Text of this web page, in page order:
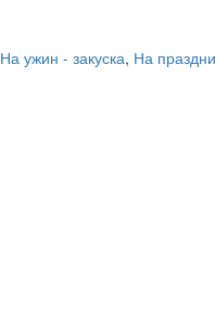
На ужин - закуска, На